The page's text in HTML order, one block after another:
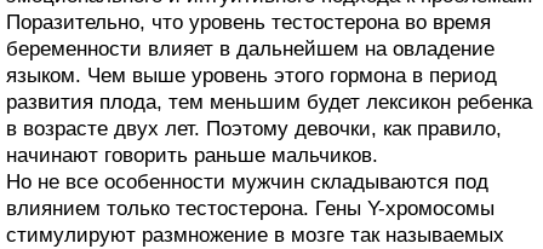
Поразительно, что уровень тестостерона во время
беременности влияет в дальнейшем на овладение
языком. Чем выше уровень этого гормона в период
развития плода, тем меньшим будет лексикон ребенка
в возрасте двух лет. Поэтому девочки, как правило,
начинают говорить раньше мальчиков.
Но не все особенности мужчин складываются под
влиянием только тестостерона. Гены Y-хромосомы
стимулируют размножение в мозге так называемых